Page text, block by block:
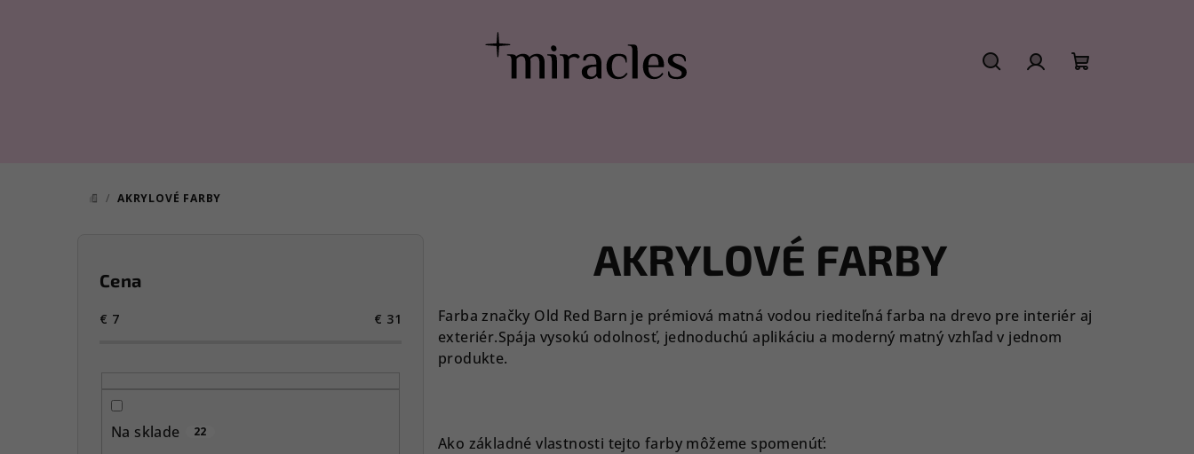
DOMOV
/ AKRYLOVÉ FARBY
Cena
€ 7 € 31
Na sklade 22
AKRYLOVÉ FARBY
Farba značky Old Red Barn je prémiová matná vodou riediteľná farba na drevo pre interiér aj
exteriér.Spája vysokú odolnosť, jednoduchú aplikáciu a moderný matný vzhľad v jednom
produkte.
Ako základné vlastnosti tejto farby môžeme spomenúť: